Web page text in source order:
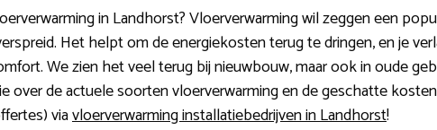
in Landhorst? Vloerverwarming wil zeggen een
Het helpt om de energiekosten terug te dringen, en je
We zien het veel terug bij nieuwbouw, maar ook in oude
over de actuele soorten vloerverwarming en de geschatte
viavloerverwarming installatiebedrijven in Landhorst!